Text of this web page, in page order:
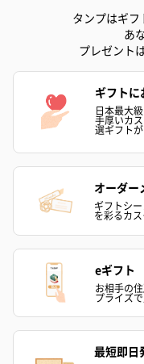
タンプはギフ
あ
プレゼント
ギフトに
日本最大
手厚いカ
選ギフトが
オーダー
ギフトシ
を彩るカ
eギフト
お相手の
プライズ
最短即日